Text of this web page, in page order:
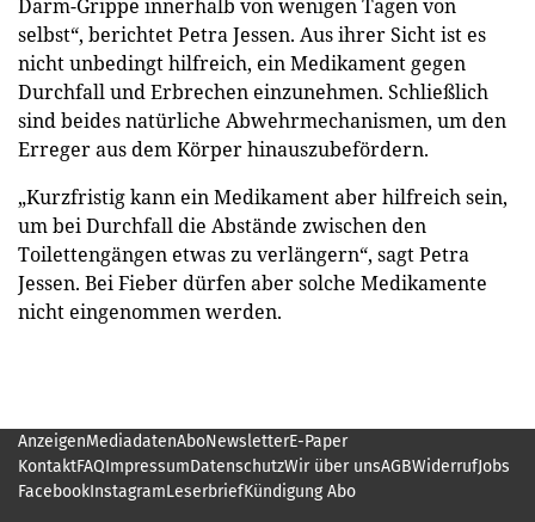
Darm-Grippe innerhalb von wenigen Tagen von
selbst“, berichtet Petra Jessen. Aus ihrer Sicht ist es
nicht unbedingt hilfreich, ein Medikament gegen
Durchfall und Erbrechen einzunehmen. Schließlich
sind beides natürliche Abwehrmechanismen, um den
Erreger aus dem Körper hinauszubefördern.
„Kurzfristig kann ein Medikament aber hilfreich sein,
um bei Durchfall die Abstände zwischen den
Toilettengängen etwas zu verlängern“, sagt Petra
Jessen. Bei Fieber dürfen aber solche Medikamente
nicht eingenommen werden.
AnzeigenMediadatenAboNewsletterE-Paper
KontaktFAQImpressumDatenschutzWir über unsAGBWiderrufJobs
FacebookInstagramLeserbriefKündigung Abo